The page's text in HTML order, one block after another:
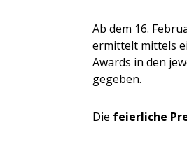
Ab dem 16.
ermittelt mittels
Awards in den
gegeben.
Die feierliche